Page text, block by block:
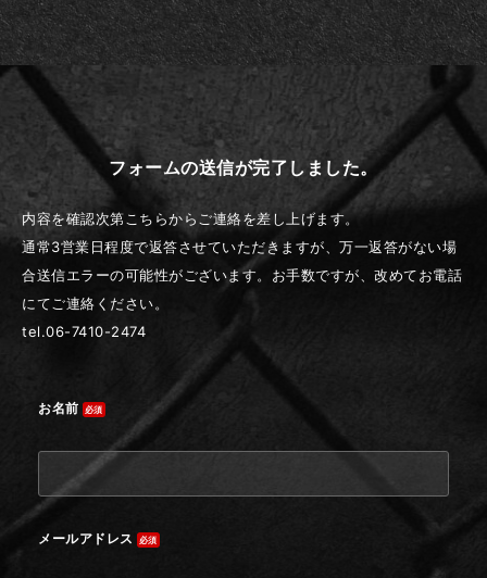
フォームの送信が完了しました。
内容を確認次第こちらからご連絡を差し上げます。
通常3営業日程度で返答させていただきますが、万一返答がない場
合送信エラーの可能性がございます。お手数ですが、改めてお電話
にてご連絡ください。
tel.06-7410-2474
お名前 必須
メールアドレス 必須